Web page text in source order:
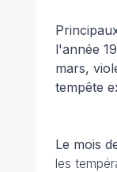
l'année
mars,
tempête
Le mois
les